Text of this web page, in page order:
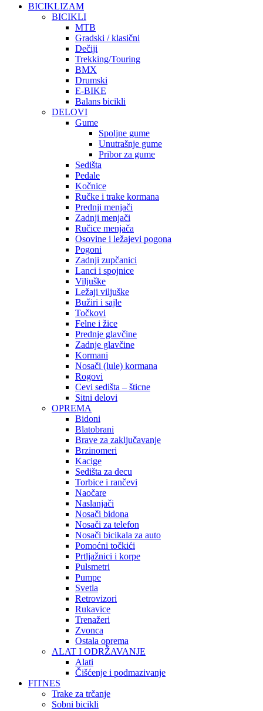
BICIKLIZAM
BICIKLI
MTB
Gradski / klasični
Dečiji
Trekking/Touring
BMX
Drumski
E-BIKE
Balans bicikli
DELOVI
Gume
Spoljne gume
Unutrašnje gume
Pribor za gume
Sedišta
Pedale
Kočnice
Ručke i trake kormana
Prednji menjači
Zadnji menjači
Ručice menjača
Osovine i ležajevi pogona
Pogoni
Zadnji zupčanici
Lanci i spojnice
Viljuške
Ležaji viljuške
Bužiri i sajle
Točkovi
Felne i žice
Prednje glavčine
Zadnje glavčine
Kormani
Nosači (lule) kormana
Rogovi
Cevi sedišta – šticne
Sitni delovi
OPREMA
Bidoni
Blatobrani
Brave za zaključavanje
Brzinomeri
Kacige
Sedišta za decu
Torbice i rančevi
Naočare
Naslanjači
Nosači bidona
Nosači za telefon
Nosači bicikala za auto
Pomoćni točkići
Prtljažnici i korpe
Pulsmetri
Pumpe
Svetla
Retrovizori
Rukavice
Trenažeri
Zvonca
Ostala oprema
ALAT I ODRŽAVANJE
Alati
Čišćenje i podmazivanje
FITNES
Trake za trčanje
Sobni bicikli